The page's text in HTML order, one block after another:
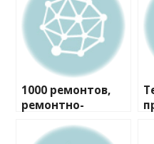
1000 ремонтов,
ремонтно-
компания